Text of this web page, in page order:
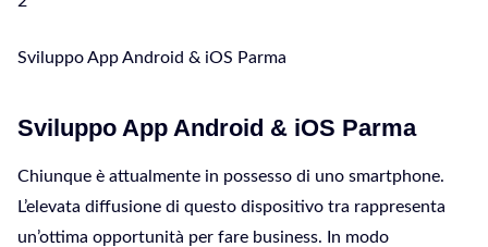
Sviluppo App Android & iOS Parma
Sviluppo App Android & iOS Parma
Chiunque è attualmente in possesso di uno smartphone.
L’elevata diffusione di questo dispositivo tra rappresenta
un’ottima opportunità per fare business. In modo